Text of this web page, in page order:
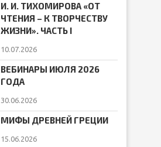
И. И. ТИХОМИРОВА «ОТ
ЧТЕНИЯ – К ТВОРЧЕСТВУ
ЖИЗНИ». ЧАСТЬ I
10.07.2026
ВЕБИНАРЫ ИЮЛЯ 2026
ГОДА
30.06.2026
МИФЫ ДРЕВНЕЙ ГРЕЦИИ
15.06.2026